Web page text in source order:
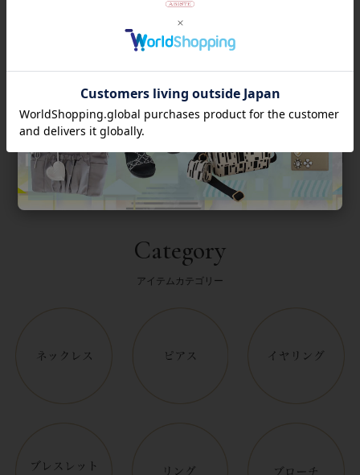
返品について
Category
アイテムカテゴリー